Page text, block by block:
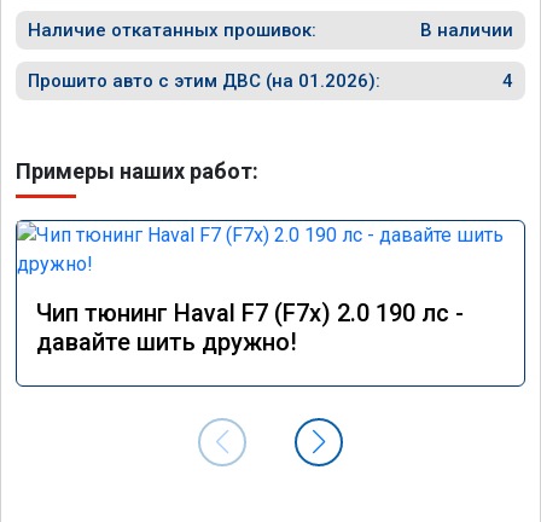
Наличие откатанных прошивок: В наличии
Прошито авто с этим ДВС (на 01.2026): 4
Примеры наших работ:
Чип тюнинг Haval F7 (F7x) 2.0 190 лс -
давайте шить дружно!